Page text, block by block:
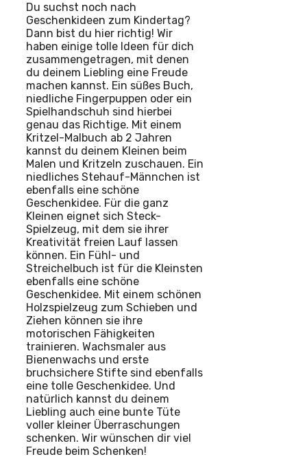
Du suchst noch nach
Geschenkideen zum Kindertag?
Dann bist du hier richtig! Wir
haben einige tolle Ideen für dich
zusammengetragen, mit denen
du deinem Liebling eine Freude
machen kannst. Ein süßes Buch,
niedliche Fingerpuppen oder ein
Spielhandschuh sind hierbei
genau das Richtige. Mit einem
Kritzel-Malbuch ab 2 Jahren
kannst du deinem Kleinen beim
Malen und Kritzeln zuschauen. Ein
niedliches Stehauf-Männchen ist
ebenfalls eine schöne
Geschenkidee. Für die ganz
Kleinen eignet sich Steck-
Spielzeug, mit dem sie ihrer
Kreativität freien Lauf lassen
können. Ein Fühl- und
Streichelbuch ist für die Kleinsten
ebenfalls eine schöne
Geschenkidee. Mit einem schönen
Holzspielzeug zum Schieben und
Ziehen können sie ihre
motorischen Fähigkeiten
trainieren. Wachsmaler aus
Bienenwachs und erste
bruchsichere Stifte sind ebenfalls
eine tolle Geschenkidee. Und
natürlich kannst du deinem
Liebling auch eine bunte Tüte
voller kleiner Überraschungen
schenken. Wir wünschen dir viel
Freude beim Schenken!